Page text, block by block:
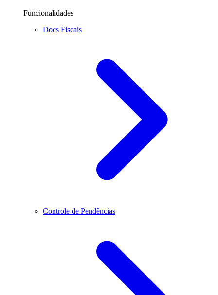
Funcionalidades
Docs Fiscais
Controle de Pendências